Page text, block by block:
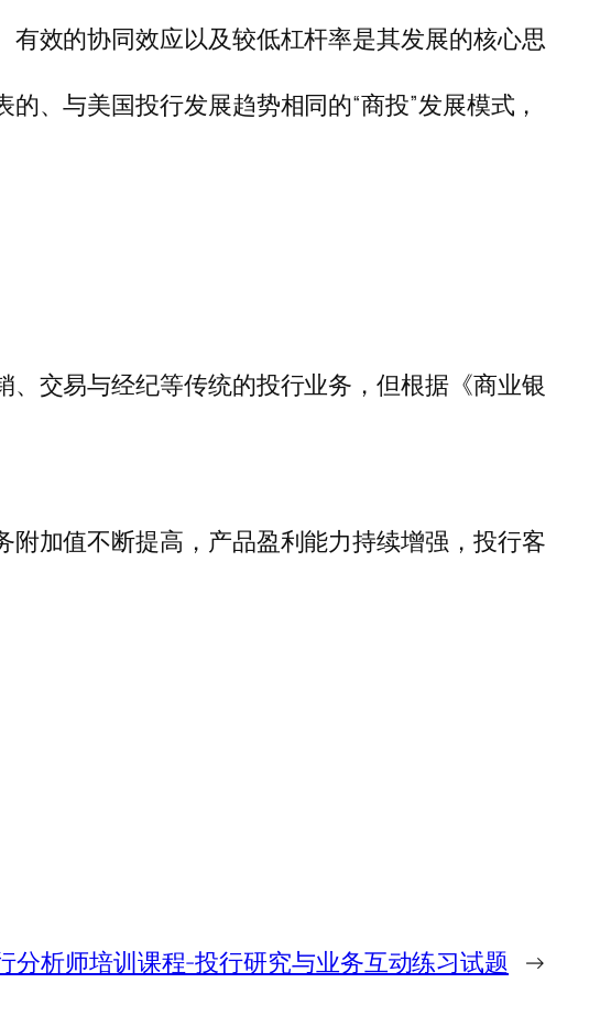
效的协同效应以及较低杠杆率是其发展的核心思
、与美国投行发展趋势相同的“商投”发展模式，
交易与经纪等传统的投行业务，但根据《商业银
加值不断提高，产品盈利能力持续增强，投行客
分析师培训课程-投行研究与业务互动练习试题 →